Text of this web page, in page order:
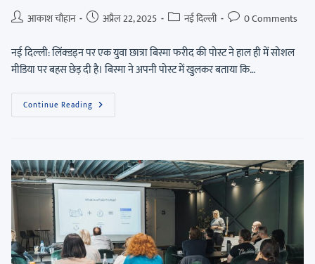
आकाश चौहान अप्रैल 22, 2025 नई दिल्ली 0 Comments
नई दिल्ली: लिंक्डइन पर एक युवा छात्रा बिस्मा फरीद की पोस्ट ने हाल ही में सोशल
मीडिया पर बहस छेड़ दी है। बिस्मा ने अपनी पोस्ट में खुलकर बताया कि…
Continue Reading